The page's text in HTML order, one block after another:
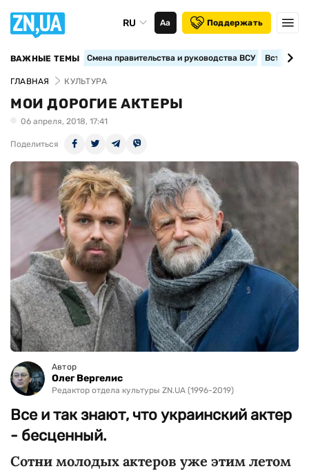
RU Аа Поддержать
ВАЖНЫЕ ТЕМЫ Смена правительства и руководства ВСУ
ГЛАВНАЯ КУЛЬТУРА
МОИ ДОРОГИЕ АКТЕРЫ
06 апреля, 2018, 17:41
Поделиться
Автор
Олег Вергелис
Редактор отдела культуры ZN.UA (1996-2019)
Все и так знают, что украинский актер
- бесценный.
Сотни молодых актеров уже этим летом